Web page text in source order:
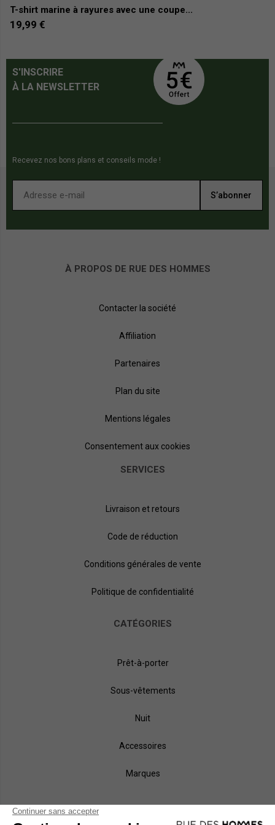
T-shirt marine à rayures avec une coupe...
19,99 €
S'INSCRIRE
À LA NEWSLETTER
Recevez nos bons plans et conseils mode !
S’abonner
À PROPOS DE RUE DES HOMMES
Contacter la société
Affiliation
Partenaires
Plan du site
Mentions légales
Consentement aux cookies
SERVICES
Livraison et retours
Code de réduction
Conditions générales de vente
Politique de confidentialité
CATÉGORIES
Prêt-à-porter
Sous-vêtements
Nuit
Accessoires
Marques
NOS MÉTHODES DE PAIEMENT